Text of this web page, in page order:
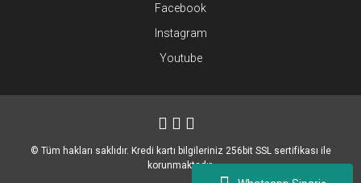
Facebook
Instagram
Youtube
© Tüm hakları saklıdır. Kredi kartı bilgileriniz 256bit SSL sertifikası ile
korunmaktadır.